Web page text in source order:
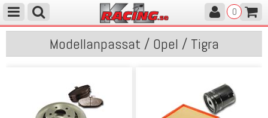
0
Modellanpassat / Opel / Tigra